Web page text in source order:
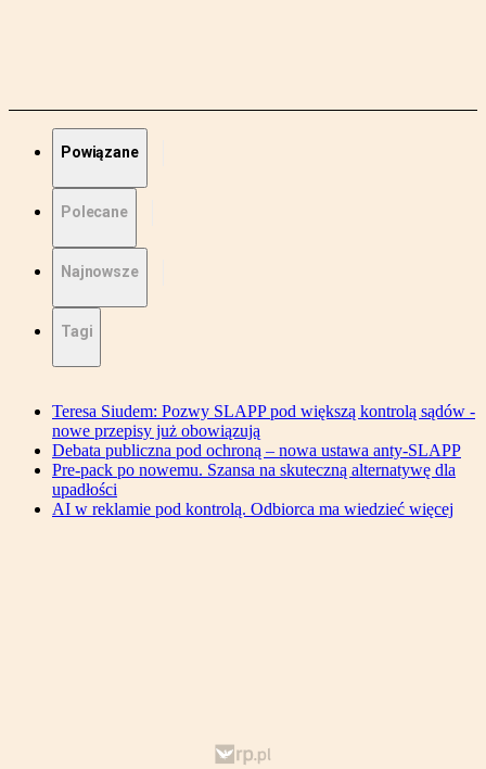
Powiązane
Polecane
Najnowsze
Tagi
Teresa Siudem: Pozwy SLAPP pod większą kontrolą sądów -
nowe przepisy już obowiązują
Debata publiczna pod ochroną – nowa ustawa anty-SLAPP
Pre-pack po nowemu. Szansa na skuteczną alternatywę dla
upadłości
AI w reklamie pod kontrolą. Odbiorca ma wiedzieć więcej